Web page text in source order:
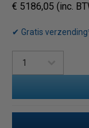
€ 5186,05 (inc.
✔ Gratis